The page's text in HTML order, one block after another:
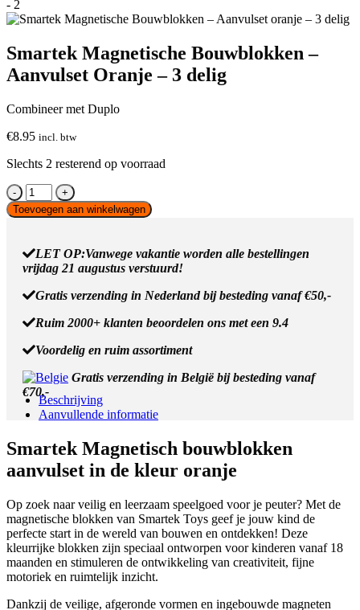
Smartek Magnetische Bouwblokken –
Aanvulset Oranje – 3 delig
Combineer met Duplo
€8.95 incl. btw
Slechts 2 resterend op voorraad
Smartek
Magnetische
Bouwblokken
Aanvulset
Oranje
-
3
aantal
Toevoegen aan winkelwagen
LET OP:Vanwege vakantie worden alle bestellingen
vrijdag 21 augustus verstuurd!
Gratis verzending in Nederland bij besteding vanaf €50,-
Ruim 2000+ klanten beoordelen ons met een 9.4
Voordelig en ruim assortiment
Gratis verzending in België bij besteding vanaf
€70,-
Beschrijving
Aanvullende informatie
Smartek Magnetisch bouwblokken
aanvulset in de kleur oranje
Op zoek naar veilig en leerzaam speelgoed voor je peuter? Met de
magnetische blokken van Smartek Toys geef je jouw kind de
perfecte start in de wereld van bouwen en ontdekken! Deze
kleurrijke blokken zijn speciaal ontworpen voor kinderen vanaf 18
maanden en stimuleren de ontwikkeling van creativiteit, fijne
motoriek en ruimtelijk inzicht.
Dankzij de veilige, afgeronde vormen en ingebouwde magneten